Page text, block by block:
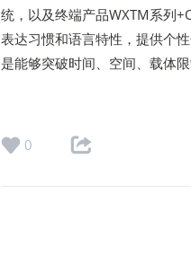
统，以及终端产品WXTM系列
表达习惯和语言特性，提供个
是能够突破时间、空间、载体限
0